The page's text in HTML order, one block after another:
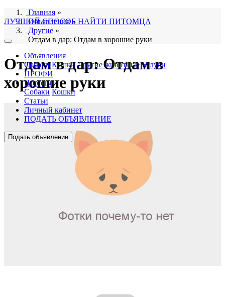
ЛУЧШИЙ СПОСОБ НАЙТИ ПИТОМЦА
Объявления
Собаки Кошки Другие животные Услуги
ПРОФИ
Породы
Собаки Кошки
Статьи
Личный кабинет
ПОДАТЬ ОБЪЯВЛЕНИЕ
Подать объявление
Главная »
Объявления»
Другие »
Отдам в дар: Отдам в хорошие руки
Отдам в дар: Отдам в
хорошие руки